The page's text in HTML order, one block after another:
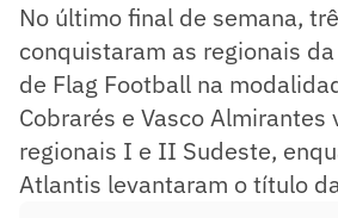
No último final de semana,
conquistaram as regionais
de Flag Football na
Cobrarés e Vasco Almirantes
regionais I e II Sudeste,
Atlantis levantaram o título